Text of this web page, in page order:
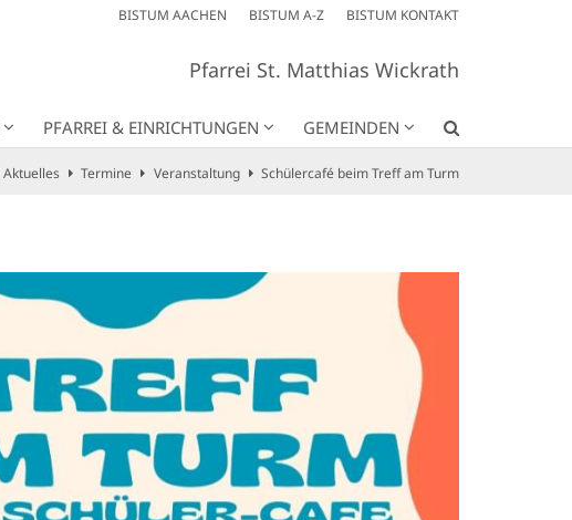
BISTUM AACHEN BISTUM A-Z BISTUM KONTAKT
Pfarrei St. Matthias Wickrath
PFARREI & EINRICHTUNGEN GEMEINDEN
Aktuelles Termine Veranstaltung Schülercafé beim Treff am Turm